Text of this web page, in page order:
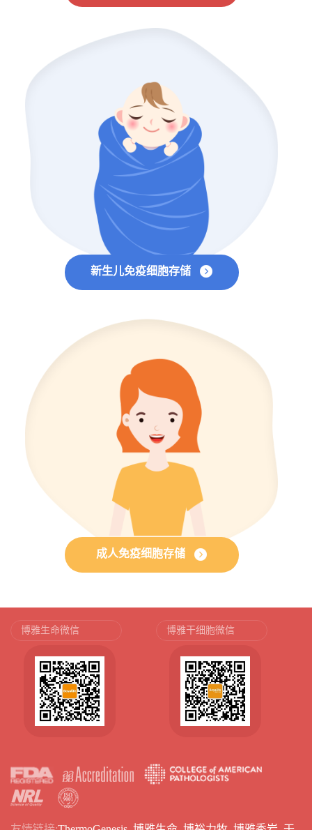
新生儿免疫细胞存储
成人免疫细胞存储
博雅生命微信 博雅干细胞微信